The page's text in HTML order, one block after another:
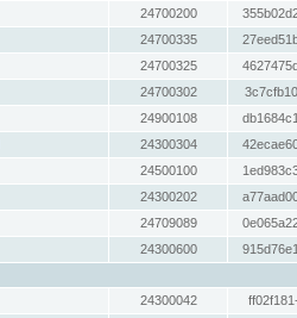
24700200
24700335
24700325
24700302
24900108
24300304
24500100
24300202
24709089
24300600
24300042